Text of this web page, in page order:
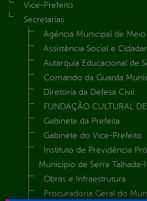
Vice-Prefeito
Secretarias
Agência Municipal de
Assistência Social e
Autarquia Educacional de
Comando da Guarda
Diretoria da Defesa Civil
FUNDAÇÃO CULTURAL
Gabinete da Prefeita
Gabinete do Vice-Prefeito
Instituto de Previdência
Município de Serra Talhada-
Obras e Infraestrutura
Procuradoria Geral do